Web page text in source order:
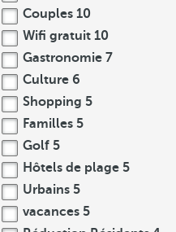
Couples 10
Wifi gratuit 10
Gastronomie 7
Culture 6
Shopping 5
Familles 5
Golf 5
Hôtels de plage 5
Urbains 5
vacances 5